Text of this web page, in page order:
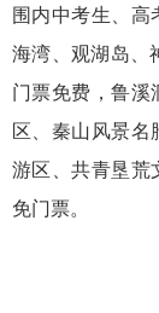
围内中考生、高
海湾、观湖岛、
门票免费，鲁溪
区、秦山风景名
游区、共青垦荒
免门票。